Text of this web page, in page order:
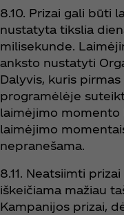
8.10. Prizai gali būti
nustatyta tikslia
milisekunde.
anksto nustatyti
Dalyvis, kuris pirmas
programėlėje
laimėjimo momento
laimėjimo
nepranešama.
8.11. Neatsiimti
iškeičiama mažiau
Kampanijos prizai,